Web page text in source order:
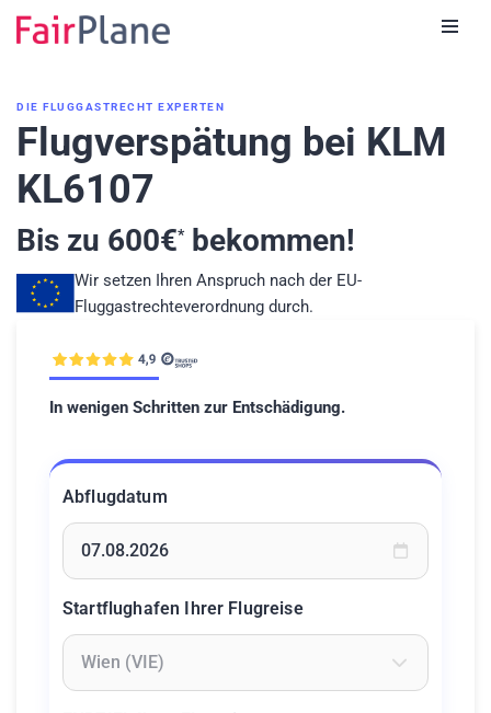
DIE FLUGGASTRECHT EXPERTEN
Flugverspätung bei KLM
KL6107
Bis zu 600€*bekommen!
Wir setzen Ihren Anspruch nach der EU-
Fluggastrechteverordnung durch.
In wenigen Schritten zur Entschädigung.
Abflugdatum
Startflughafen Ihrer Flugreise